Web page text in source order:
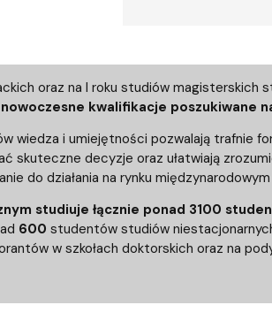
oraz na I roku studiów
nowoczesne kwalifikacje poszukiwane
wiedza i umiejętności pozwalają trafnie
skuteczne decyzje oraz ułatwiają
do działania na rynku
studiuje łącznie ponad 3100
600 studentów studiów
w szkołach doktorskich oraz na